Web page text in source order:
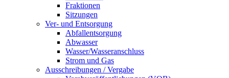
Fraktionen
Sitzungen
Ver- und Entsorgung
Abfallentsorgung
Abwasser
Wasser/Wasseranschluss
Strom und Gas
Ausschreibungen / Vergabe